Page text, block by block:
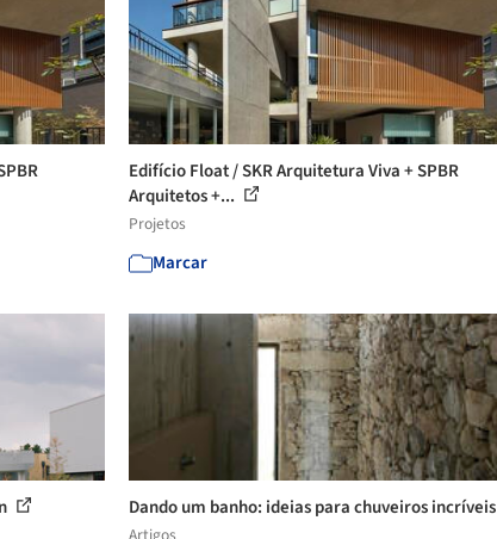
Edifício Float / SKR Arquitetura Viva + SPBR
Arquitetos +...
Projetos
Marcar
Dando um banho: ideias para chuveiros incríveis